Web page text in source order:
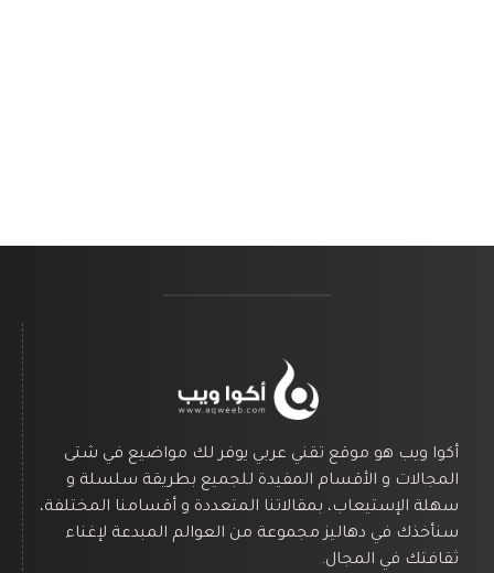
أكوا ويب هو موقع تقني عربي يوفر لك مواضيع في شتى
المجالات و الأقسام المفيدة للجميع بطريقة سلسلة و
سهلة الإستيعاب، بمقالاتنا المتعددة و أقسامنا المختلفة،
سنأخذك في دهاليز مجموعة من العوالم المبدعة لإغناء
ثقافتك في المجال.